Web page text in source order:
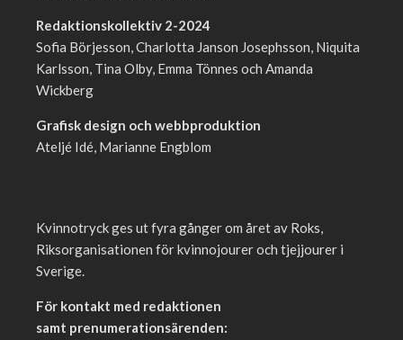
Redaktionskollektiv 2-2024
Sofia Börjesson, Charlotta Janson Josephsson, Niquita
Karlsson, Tina Olby, Emma Tönnes och Amanda
Wickberg
Grafisk design och webbproduktion
Ateljé Idé, Marianne Engblom
Kvinnotryck ges ut fyra gånger om året av Roks,
Riksorganisationen för kvinnojourer och tjejjourer i
Sverige.
För kontakt med redaktionen
samt prenumerationsärenden: